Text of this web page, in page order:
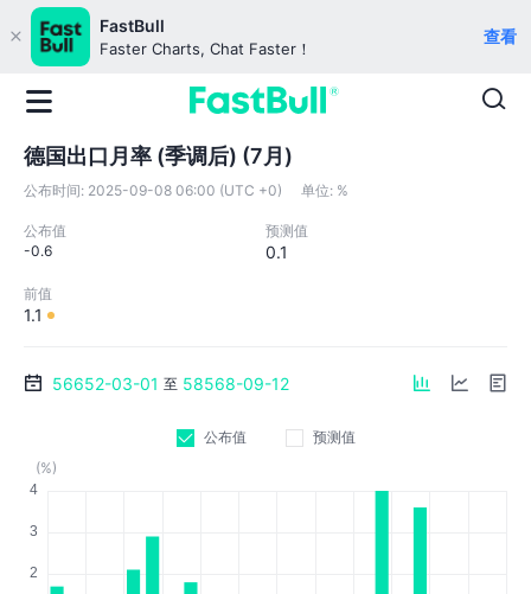
FastBull
Faster Charts, Chat Faster！
查看
德国出口月率 (季调后) (7月)
公布时间: 2025-09-08 06:00 (UTC +0) 单位: %
公布值
-0.6
预测值
0.1
前值
1.1
56652-03-01 至 58568-09-12
公布值
预测值
(%)